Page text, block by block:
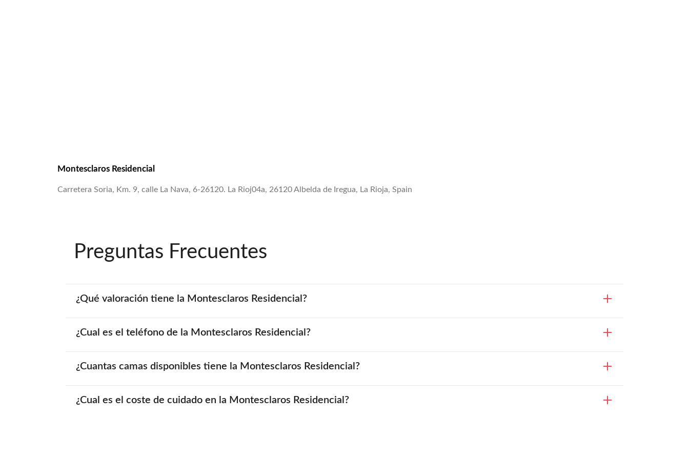
Montesclaros Residencial
Carretera Soria, Km. 9, calle La Nava, 6-26120. La Rioj04a, 26120 Albelda de Iregua, La Rioja, Spain
Preguntas Frecuentes
¿Qué valoración tiene la Montesclaros Residencial?
¿Cual es el teléfono de la Montesclaros Residencial?
¿Cuantas camas disponibles tiene la Montesclaros Residencial?
¿Cual es el coste de cuidado en la Montesclaros Residencial?